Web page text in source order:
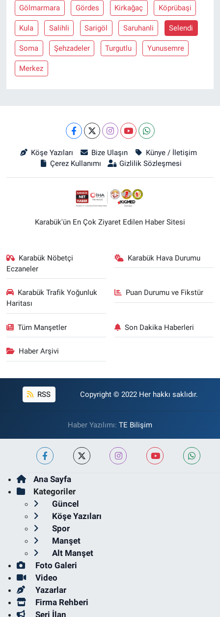
Gölmarmara Gördes Kirkağaç Köprübaşi
Kula Salihli Sarigöl Saruhanli Selendi
Soma Şehzadeler Turgutlu Yunusemre
Merkez
Köşe Yazıları Bize Ulaşın
Künye / İletişim
Çerez Kullanımı
Gizlilik Sözleşmesi
Karabük'ün En Çok Ziyaret Edilen Haber Sitesi
Karabük Nöbetçi
Eczaneler
Karabük Hava Durumu
Karabük Trafik Yoğunluk
Haritası
Puan Durumu ve Fikstür
Tüm Manşetler Son Dakika Haberleri
Haber Arşivi
RSS Copyright © 2022 Her hakkı saklıdır.
Haber Yazılımı: TE Bilişim
Ana Sayfa
Kategoriler
Güncel
Köşe Yazıları
Spor
Manşet
Alt Manşet
Foto Galeri
Video
Yazarlar
Firma Rehberi
Seri İlan